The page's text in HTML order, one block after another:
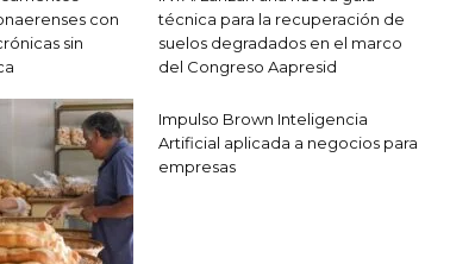
con
sin
técnica para la recuperación de
suelos degradados en el marco
del Congreso Aapresid
Impulso Brown Inteligencia
Artificial aplicada a negocios para
empresas